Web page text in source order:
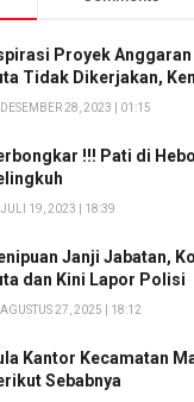
Proyek Anggaran
Tidak Dikerjakan,
DESEMBER 28, 2023 | 01:15
!!! Pati di
JULI 19, 2023 | 18:39
Janji Jabatan,
dan Kini Lapor Polisi
AGUSTUS 27, 2025 | 18:12
Kantor Kecamatan
Sebabnya